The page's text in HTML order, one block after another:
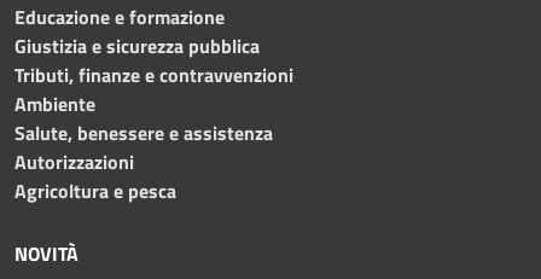
Educazione e formazione
Giustizia e sicurezza pubblica
Tributi, finanze e contravvenzioni
Ambiente
Salute, benessere e assistenza
Autorizzazioni
Agricoltura e pesca
NOVITÀ